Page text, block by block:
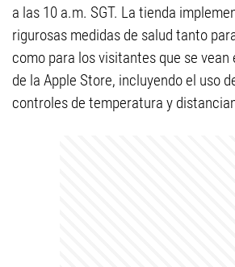
a las 10 a.m. SGT. La tienda
rigurosas medidas de salud tanto
como para los visitantes que se
de la Apple Store, incluyendo el uso
controles de temperatura y